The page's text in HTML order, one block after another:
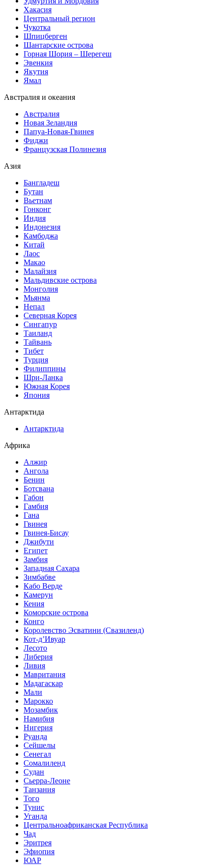
Хакасия
Центральный регион
Чукотка
Шпицберген
Шантарские острова
Горная Шория – Шерегеш
Эвенкия
Якутия
Ямал
Австралия и океания
Австралия
Новая Зеландия
Папуа-Новая-Гвинея
Фиджи
Французская Полинезия
Азия
Бангладеш
Бутан
Вьетнам
Гонконг
Индия
Индонезия
Камбоджа
Китай
Лаос
Макао
Малайзия
Мальдивские острова
Монголия
Мьянма
Непал
Северная Корея
Сингапур
Таиланд
Тайвань
Тибет
Турция
Филиппины
Шри-Ланка
Южная Корея
Япония
Антарктида
Антарктида
Африка
Алжир
Ангола
Бенин
Ботсвана
Габон
Гамбия
Гана
Гвинея
Гвинея-Бисау
Джибути
Египет
Замбия
Западная Сахара
Зимбабве
Кабо Верде
Камерун
Кения
Коморские острова
Конго
Королевство Эсватини (Свазиленд)
Кот-д’Ивуар
Лесото
Либерия
Ливия
Мавритания
Мадагаскар
Мали
Марокко
Мозамбик
Намибия
Нигерия
Руанда
Сейшелы
Сенегал
Сомалиленд
Судан
Сьерра-Леоне
Танзания
Того
Тунис
Уганда
Центральноафриканская Республика
Чад
Эритрея
Эфиопия
ЮАР